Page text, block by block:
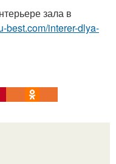
зала в
best.com/interer-dlya-